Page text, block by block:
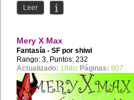
Leer
Mery X Max
Fantasía - SF por shiwi
Rango: 3, Puntos: 232
Actualizado: 18dic Páginas: 807